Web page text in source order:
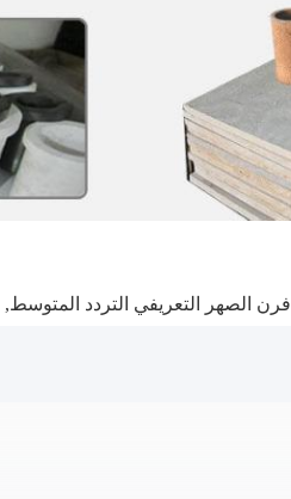
فرن الصهر التعريفي التردد المتوسط,